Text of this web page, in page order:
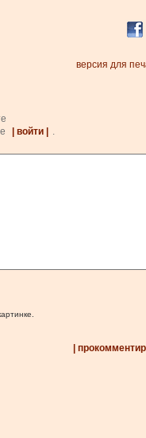
версия для
| войти |
.
|